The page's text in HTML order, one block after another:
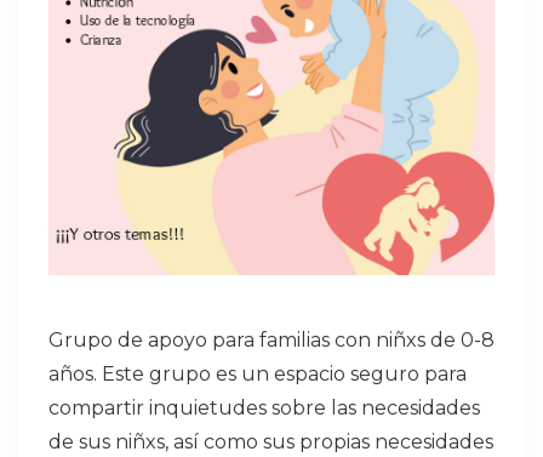
Grupo de apoyo para familias con niñxs de 0-8
años. Este grupo es un espacio seguro para
compartir inquietudes sobre las necesidades
de sus niñxs, así como sus propias necesidades